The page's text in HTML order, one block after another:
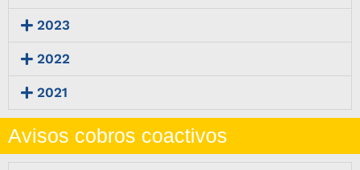
2023
2022
2021
Avisos cobros coactivos